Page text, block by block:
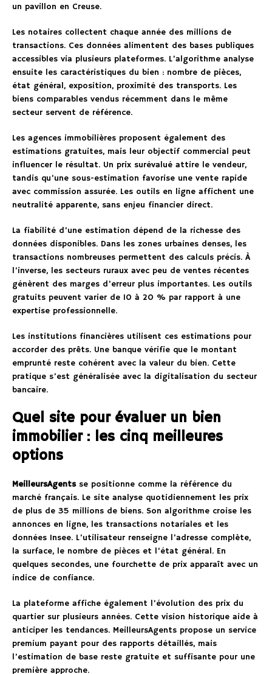
un pavillon en Creuse.
Les notaires collectent chaque année des millions de
transactions. Ces données alimentent des bases publiques
accessibles via plusieurs plateformes. L’algorithme analyse
ensuite les caractéristiques du bien : nombre de pièces,
état général, exposition, proximité des transports. Les
biens comparables vendus récemment dans le même
secteur servent de référence.
Les agences immobilières proposent également des
estimations gratuites, mais leur objectif commercial peut
influencer le résultat. Un prix surévalué attire le vendeur,
tandis qu’une sous-estimation favorise une vente rapide
avec commission assurée. Les outils en ligne affichent une
neutralité apparente, sans enjeu financier direct.
La fiabilité d’une estimation dépend de la richesse des
données disponibles. Dans les zones urbaines denses, les
transactions nombreuses permettent des calculs précis. À
l’inverse, les secteurs ruraux avec peu de ventes récentes
génèrent des marges d’erreur plus importantes. Les outils
gratuits peuvent varier de 10 à 20 % par rapport à une
expertise professionnelle.
Les institutions financières utilisent ces estimations pour
accorder des prêts. Une banque vérifie que le montant
emprunté reste cohérent avec la valeur du bien. Cette
pratique s’est généralisée avec la digitalisation du secteur
bancaire.
Quel site pour évaluer un bien
immobilier : les cinq meilleures
options
MeilleursAgentsse positionne comme la référence du
marché français. Le site analyse quotidiennement les prix
de plus de 35 millions de biens. Son algorithme croise les
annonces en ligne, les transactions notariales et les
données Insee. L’utilisateur renseigne l’adresse complète,
la surface, le nombre de pièces et l’état général. En
quelques secondes, une fourchette de prix apparaît avec un
indice de confiance.
La plateforme affiche également l’évolution des prix du
quartier sur plusieurs années. Cette vision historique aide à
anticiper les tendances. MeilleursAgents propose un service
premium payant pour des rapports détaillés, mais
l’estimation de base reste gratuite et suffisante pour une
première approche.